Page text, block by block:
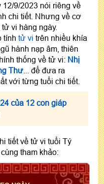
9/2023 nói riêng về
chi tiết. Nhưng về cơ
vi hàng ngày.
tính tử vi trên nhiều khía
hành nạp âm, thiên
thống về tử vi: Nhị
Thư ... để đưa ra
với từng tuổi chi tiết.
của 12 con giáp
tiết về tử vi tuổi Tý
tham khảo: